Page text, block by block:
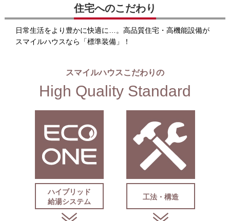
住宅へのこだわり
日常生活をより豊かに快適に…。高品質住宅・高機能設備が
スマイルハウスなら「標準装備」！
スマイルハウスこだわりの
High Quality Standard
ハイブリッド
給湯システム
工法・構造